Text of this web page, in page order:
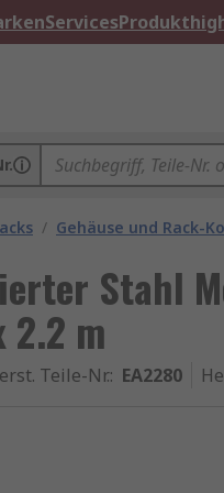
Services
/ Gehäuse und Rack-
Stahl
2.2 m
Teile-Nr.: EA2280